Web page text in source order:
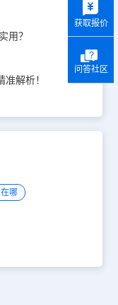
用？
解析！
哪
获取报价
问答社区